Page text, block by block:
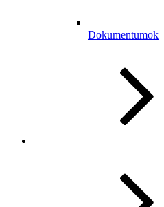
Dokumentumok